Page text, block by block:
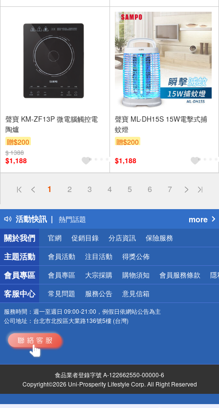
聲寶 KM-ZF13P 微電腦觸控電
陶爐
贈$200
$ 1388
$1,188
聲寶 ML-DH15S 15W電擊式捕
蚊燈
贈$200
$1,188
1 2 3 4 5 6 7
活動快訊
偏遠地區配送
得獎公告
熱門話題
銀行優惠
偏遠地區配送
詐騙網頁！請小心！
more
關於我們
官網 促銷目錄 分店資訊 保險服務
主題活動 會員活動 注目活動 得獎公佈
會員專區 會員專區 大宗採購 購物須知 會員服務條款 隱
客服中心 常見問題 服務公告 意見信箱
服務時間： 週一至週日 09:00-21:00，例假日依網站公告為主
公司地址： 台北市北投區大業路136號5樓 (台灣)
食品業者登錄字號 A-122662550-00000-6
Copyright©2026 Uni-Prosperity Lifestyle Corp. All Right Reserved